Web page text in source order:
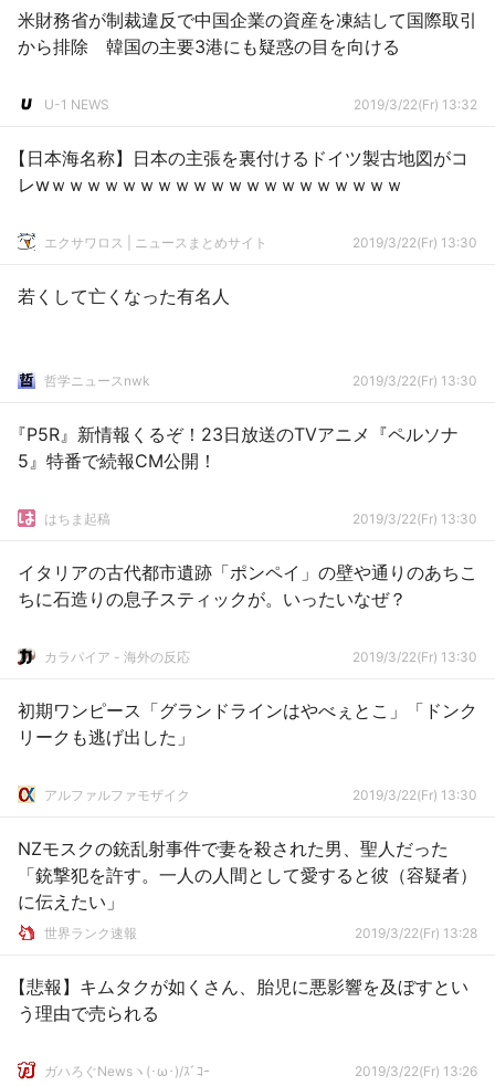
米財務省が制裁違反で中国企業の資産を凍結して国際取引
から排除 韓国の主要3港にも疑惑の目を向ける
U-1 NEWS 2019/3/22(Fr) 13:32
【日本海名称】日本の主張を裏付けるドイツ製古地図がコ
レwｗｗｗｗｗｗｗｗｗｗｗｗｗｗｗｗｗｗｗｗ
エクサワロス | ニュースまとめサイト 2019/3/22(Fr) 13:30
若くして亡くなった有名人
哲学ニュースnwk 2019/3/22(Fr) 13:30
『P5R』新情報くるぞ！23日放送のTVアニメ『ペルソナ
5』特番で続報CM公開！
はちま起稿 2019/3/22(Fr) 13:30
イタリアの古代都市遺跡「ポンペイ」の壁や通りのあちこ
ちに石造りの息子スティックが。いったいなぜ？
カラパイア - 海外の反応 2019/3/22(Fr) 13:30
初期ワンピース「グランドラインはやべぇとこ」「ドンク
リークも逃げ出した」
アルファルファモザイク 2019/3/22(Fr) 13:30
NZモスクの銃乱射事件で妻を殺された男、聖人だった
「銃撃犯を許す。一人の人間として愛すると彼（容疑者）
に伝えたい」
世界ランク速報 2019/3/22(Fr) 13:28
【悲報】キムタクが如くさん、胎児に悪影響を及ぼすとい
う理由で売られる
ガハろぐNewsヽ(･ω･)/ｽﾞｺｰ 2019/3/22(Fr) 13:26